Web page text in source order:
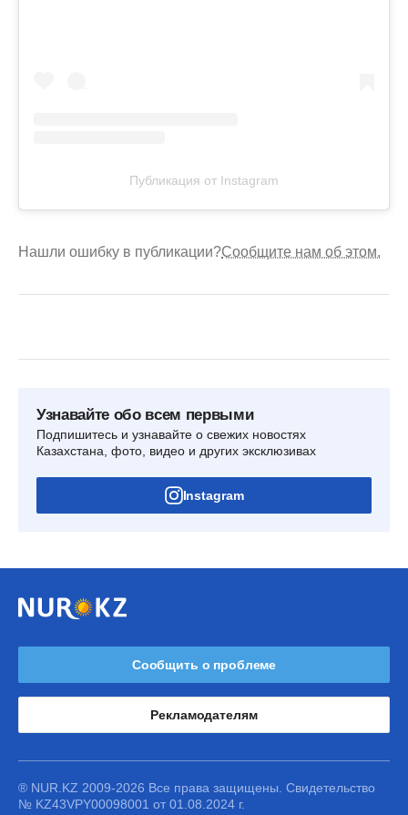
Публикация от Instagram
Нашли ошибку в публикации?Сообщите нам об этом.
Узнавайте обо всем первыми
Подпишитесь и узнавайте о свежих новостях
Казахстана, фото, видео и других эксклюзивах
Instagram
Сообщить о проблеме
Рекламодателям
® NUR.KZ 2009-2026 Все права защищены. Свидетельство
№ KZ43VPY00098001 от 01.08.2024 г.